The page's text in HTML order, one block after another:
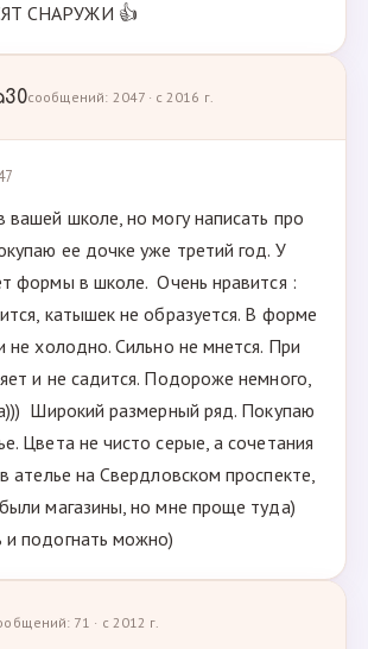
СНАРУЖИ 👍
сообщений: 2047 · с 2016 г.
вашей школе, но могу написать про
ее дочке уже третий год. У
формы в школе. Очень нравится :
катышек не образуется. В форме
не холодно. Сильно не мнется. При
и не садится. Подороже немного,
Широкий размерный ряд. Покупаю
Цвета не чисто серые, а сочетания
ателье на Свердловском проспекте,
магазины, но мне проще туда)
и подогнать можно)
71 · с 2012 г.